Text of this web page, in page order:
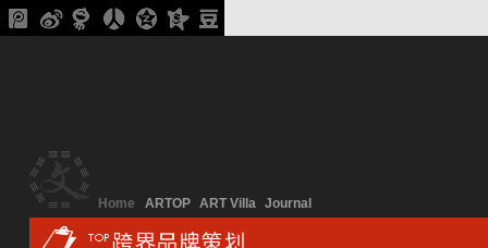
Home ARTOP ART Villa Journal